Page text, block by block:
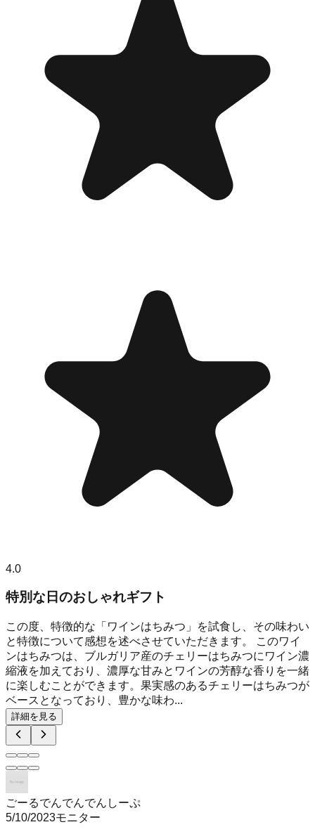
4.0
特別な日のおしゃれギフト
この度、特徴的な「ワインはちみつ」を試食し、その味わい
と特徴について感想を述べさせていただきます。 このワイ
ンはちみつは、ブルガリア産のチェリーはちみつにワイン濃
縮液を加えており、濃厚な甘みとワインの芳醇な香りを一緒
に楽しむことができます。果実感のあるチェリーはちみつが
ベースとなっており、豊かな味わ...
詳細を見る
ごーるでんでんでんしーぷ
5/10/2023モニター